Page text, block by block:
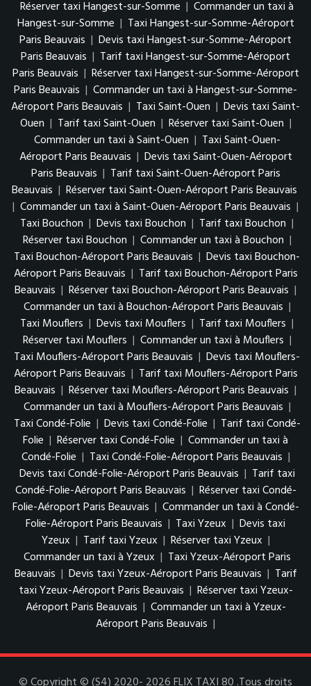
Réserver taxi Hangest-sur-Somme | Commander un taxi à
Hangest-sur-Somme | Taxi Hangest-sur-Somme-Aéroport
Paris Beauvais | Devis taxi Hangest-sur-Somme-Aéroport
Paris Beauvais | Tarif taxi Hangest-sur-Somme-Aéroport
Paris Beauvais | Réserver taxi Hangest-sur-Somme-Aéroport
Paris Beauvais | Commander un taxi à Hangest-sur-Somme-
Aéroport Paris Beauvais | Taxi Saint-Ouen | Devis taxi Saint-
Ouen | Tarif taxi Saint-Ouen | Réserver taxi Saint-Ouen |
Commander un taxi à Saint-Ouen | Taxi Saint-Ouen-
Aéroport Paris Beauvais | Devis taxi Saint-Ouen-Aéroport
Paris Beauvais | Tarif taxi Saint-Ouen-Aéroport Paris
Beauvais | Réserver taxi Saint-Ouen-Aéroport Paris Beauvais
| Commander un taxi à Saint-Ouen-Aéroport Paris Beauvais |
Taxi Bouchon | Devis taxi Bouchon | Tarif taxi Bouchon |
Réserver taxi Bouchon | Commander un taxi à Bouchon |
Taxi Bouchon-Aéroport Paris Beauvais | Devis taxi Bouchon-
Aéroport Paris Beauvais | Tarif taxi Bouchon-Aéroport Paris
Beauvais | Réserver taxi Bouchon-Aéroport Paris Beauvais |
Commander un taxi à Bouchon-Aéroport Paris Beauvais |
Taxi Mouflers | Devis taxi Mouflers | Tarif taxi Mouflers |
Réserver taxi Mouflers | Commander un taxi à Mouflers |
Taxi Mouflers-Aéroport Paris Beauvais | Devis taxi Mouflers-
Aéroport Paris Beauvais | Tarif taxi Mouflers-Aéroport Paris
Beauvais | Réserver taxi Mouflers-Aéroport Paris Beauvais |
Commander un taxi à Mouflers-Aéroport Paris Beauvais |
Taxi Condé-Folie | Devis taxi Condé-Folie | Tarif taxi Condé-
Folie | Réserver taxi Condé-Folie | Commander un taxi à
Condé-Folie | Taxi Condé-Folie-Aéroport Paris Beauvais |
Devis taxi Condé-Folie-Aéroport Paris Beauvais | Tarif taxi
Condé-Folie-Aéroport Paris Beauvais | Réserver taxi Condé-
Folie-Aéroport Paris Beauvais | Commander un taxi à Condé-
Folie-Aéroport Paris Beauvais | Taxi Yzeux | Devis taxi
Yzeux | Tarif taxi Yzeux | Réserver taxi Yzeux |
Commander un taxi à Yzeux | Taxi Yzeux-Aéroport Paris
Beauvais | Devis taxi Yzeux-Aéroport Paris Beauvais | Tarif
taxi Yzeux-Aéroport Paris Beauvais | Réserver taxi Yzeux-
Aéroport Paris Beauvais | Commander un taxi à Yzeux-
Aéroport Paris Beauvais |